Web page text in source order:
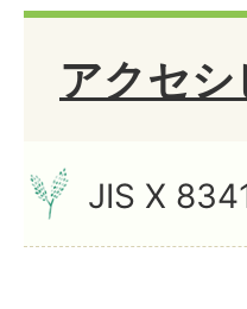
アクセ
JIS X